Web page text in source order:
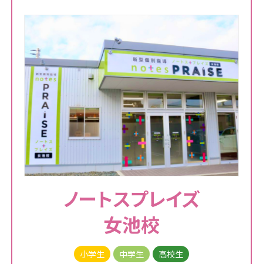
ノートスプレイズ
女池校
小学生 中学生 高校生